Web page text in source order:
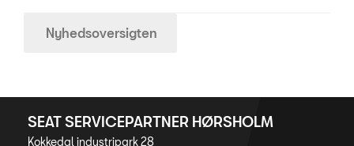
Nyhedsoversigten
SEAT SERVICEPARTNER HØRSHOLM
Kokkedal industripark 28